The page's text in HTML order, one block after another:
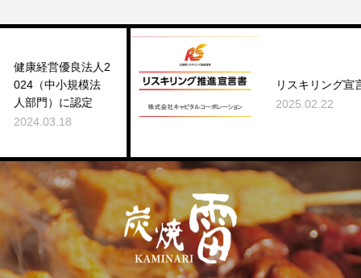
良法人2
模法
認定
リスキリング宣言
2025.02.22